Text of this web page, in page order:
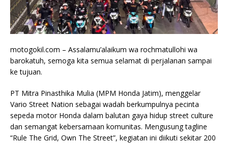
motogokil.com – Assalamu’alaikum wa rochmatullohi wa
barokatuh, semoga kita semua selamat di perjalanan sampai
ke tujuan.
PT Mitra Pinasthika Mulia (MPM Honda Jatim), menggelar
Vario Street Nation sebagai wadah berkumpulnya pecinta
sepeda motor Honda dalam balutan gaya hidup street culture
dan semangat kebersamaan komunitas. Mengusung tagline
“Rule The Grid, Own The Street”, kegiatan ini diikuti sekitar 200